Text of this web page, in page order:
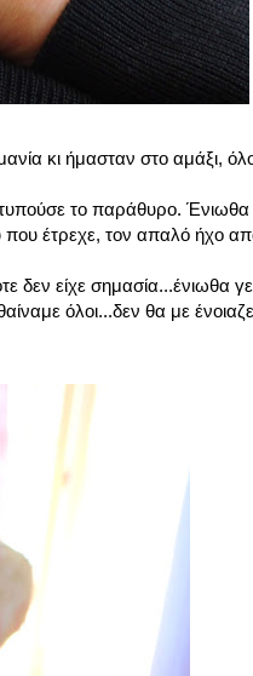
κι ήμασταν στο αμάξι,
το παράθυρο. Ένιωθα
έτρεχε, τον απαλό ήχο
δεν είχε σημασία...ένιωθα
όλοι...δεν θα με